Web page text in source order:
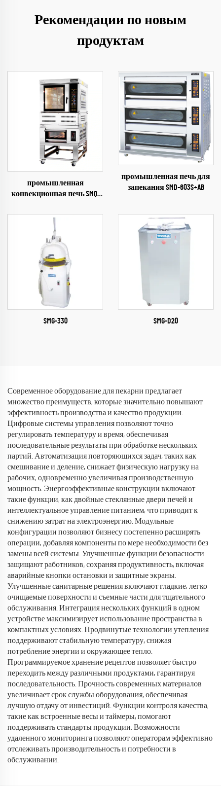
Рекомендации по новым
продуктам
промышленная
конвекционная печь SMQ-
промышленная печь для
запекания SMD-603S+AB
SMG-330 SMG-D20
Современное оборудование для пекарни предлагает
множество преимуществ, которые значительно повышают
эффективность производства и качество продукции.
Цифровые системы управления позволяют точно
регулировать температуру и время, обеспечивая
последовательные результаты при обработке нескольких
партий. Автоматизация повторяющихся задач, таких как
смешивание и деление, снижает физическую нагрузку на
рабочих, одновременно увеличивая производственную
мощность. Энергоэффективные конструкции включают
такие функции, как двойные стеклянные двери печей и
интеллектуальное управление питанием, что приводит к
снижению затрат на электроэнергию. Модульные
конфигурации позволяют бизнесу постепенно расширять
операции, добавляя компоненты по мере необходимости без
замены всей системы. Улучшенные функции безопасности
защищают работников, сохраняя продуктивность, включая
аварийные кнопки остановки и защитные экраны.
Улучшенные санитарные решения включают гладкие, легко
очищаемые поверхности и съемные части для тщательного
обслуживания. Интеграция нескольких функций в одном
устройстве максимизирует использование пространства в
компактных условиях. Продвинутые технологии утепления
поддерживают стабильную температуру, снижая
потребление энергии и окружающее тепло.
Программируемое хранение рецептов позволяет быстро
переходить между различными продуктами, гарантируя
последовательность. Прочность современных материалов
увеличивает срок службы оборудования, обеспечивая
лучшую отдачу от инвестиций. Функции контроля качества,
такие как встроенные весы и таймеры, помогают
поддерживать стандарты продукции. Возможности
удаленного мониторинга позволяют операторам эффективно
отслеживать производительность и потребности в
обслуживании.